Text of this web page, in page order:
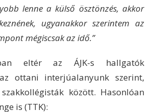
lenne a külső ösztönzés, akkor
ugyanakkor szerintem az
mégiscsak az idő.”
eltér az ÁJK-s hallgatók
ottani interjúalanyunk szerint,
között. Hasonlóan
is (TTK):